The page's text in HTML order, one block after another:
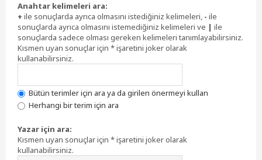
Anahtar kelimeleri ara:
+ ile sonuçlarda ayrıca olmasını istediğiniz kelimeleri, - ile
sonuçlarda ayrıca olmasını istemediğiniz kelimeleri ve | ile
sonuçlarda sadece olması gereken kelimeleri tanımlayabilirsiniz.
Kısmen uyan sonuçlar için * işaretini joker olarak
kullanabilirsiniz.
Bütün terimler için ara ya da girilen önermeyi kullan
Herhangi bir terim için ara
Yazar için ara:
Kısmen uyan sonuçlar için * işaretini joker olarak
kullanabilirsiniz.